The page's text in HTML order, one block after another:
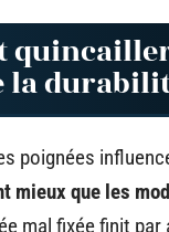
la
poignées
mieux que les
mal fixée finit